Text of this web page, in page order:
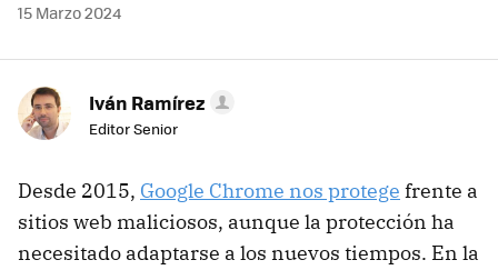
15 Marzo 2024
Iván Ramírez
Editor Senior
Desde 2015, Google Chrome nos protege frente a
sitios web maliciosos, aunque la protección ha
necesitado adaptarse a los nuevos tiempos. En la